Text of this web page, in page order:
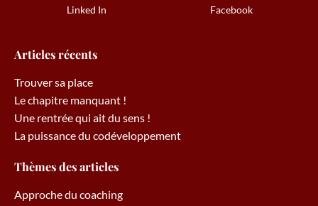
Linked In Facebook
Articles récents
Trouver sa place
Le chapitre manquant !
Une rentrée qui ait du sens !
La puissance du codéveloppement
Thèmes des articles
Approche du coaching